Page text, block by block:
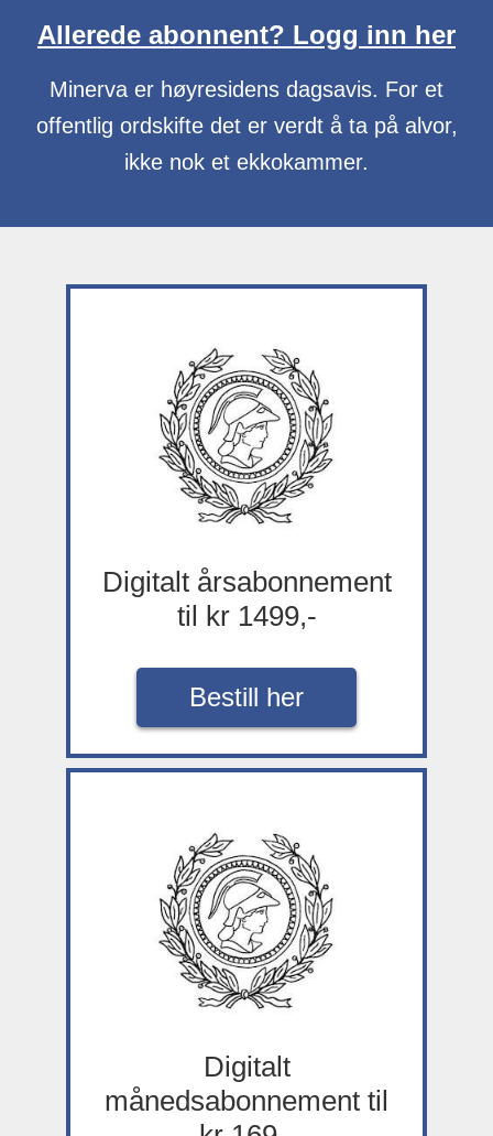
Allerede abonnent? Logg inn her
Minerva er høyresidens dagsavis. For et
offentlig ordskifte det er verdt å ta på alvor,
ikke nok et ekkokammer.
Digitalt årsabonnement
til kr 1499,-
Bestill her
Digitalt
månedsabonnement til